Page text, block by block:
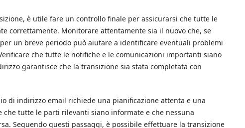
è utile fare un controllo finale per assicurarsi che tutte le
correttamente. Monitorare attentamente sia il nuovo che, se
un breve periodo può aiutare a identificare eventuali problemi
che tutte le notifiche e le comunicazioni importanti siano
garantisce che la transizione sia stata completata con
di indirizzo email richiede una pianificazione attenta e una
tutte le parti rilevanti siano informate e che nessuna
Seguendo questi passaggi, è possibile effettuare la transizione